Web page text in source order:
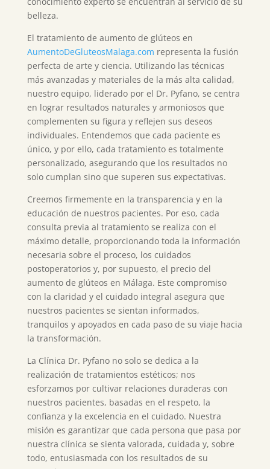
belleza.
El tratamiento de aumento de glúteos en
AumentoDeGluteosMalaga.com representa la fusión
perfecta de arte y ciencia. Utilizando las técnicas
más avanzadas y materiales de la más alta calidad,
nuestro equipo, liderado por el Dr. Pyfano, se centra
en lograr resultados naturales y armoniosos que
complementen su figura y reflejen sus deseos
individuales. Entendemos que cada paciente es
único, y por ello, cada tratamiento es totalmente
personalizado, asegurando que los resultados no
solo cumplan sino que superen sus expectativas.
Creemos firmemente en la transparencia y en la
educación de nuestros pacientes. Por eso, cada
consulta previa al tratamiento se realiza con el
máximo detalle, proporcionando toda la información
necesaria sobre el proceso, los cuidados
postoperatorios y, por supuesto, el precio del
aumento de glúteos en Málaga. Este compromiso
con la claridad y el cuidado integral asegura que
nuestros pacientes se sientan informados,
tranquilos y apoyados en cada paso de su viaje hacia
la transformación.
La Clínica Dr. Pyfano no solo se dedica a la
realización de tratamientos estéticos; nos
esforzamos por cultivar relaciones duraderas con
nuestros pacientes, basadas en el respeto, la
confianza y la excelencia en el cuidado. Nuestra
misión es garantizar que cada persona que pasa por
nuestra clínica se sienta valorada, cuidada y, sobre
todo, entusiasmada con los resultados de su